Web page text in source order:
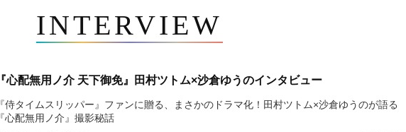
INTERVIEW
『心配無用ノ介 天下御免』田村ツトム×沙倉ゆうのインタビュー
『侍タイムスリッパー』ファンに贈る、まさかのドラマ化！田村ツトム×沙倉ゆうのが語る
『心配無用ノ介』撮影秘話